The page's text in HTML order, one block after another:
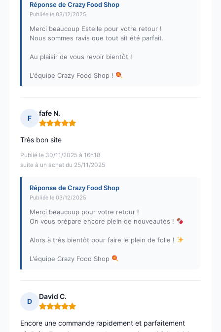
Réponse de Crazy Food Shop
Publiée le 03/12/2025
Merci beaucoup Estelle pour votre retour !
Nous sommes ravis que tout ait été parfait.
Au plaisir de vous revoir bientôt !
L'équipe Crazy Food Shop !
F
fafe N.
Note : 5 sur 5
Publié le 30/11/2025 à 16h18
suite à un achat du 25/11/2025
Très bon site
Réponse de Crazy Food Shop
Publiée le 03/12/2025
Merci beaucoup pour votre retour !
On vous prépare encore plein de nouveautés !
Alors à très bientôt pour faire le plein de folie !
L'équipe Crazy Food Shop
D
David C.
Note : 5 sur 5
Encore une commande rapidement et parfaitement